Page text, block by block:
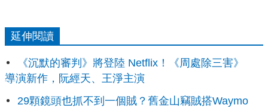
延伸閱讀
《沉默的審判》將登陸 Netflix！《周處除三害》
導演新作，阮經天、王淨主演
29顆鏡頭也抓不到一個賊？舊金山竊賊搭Waymo